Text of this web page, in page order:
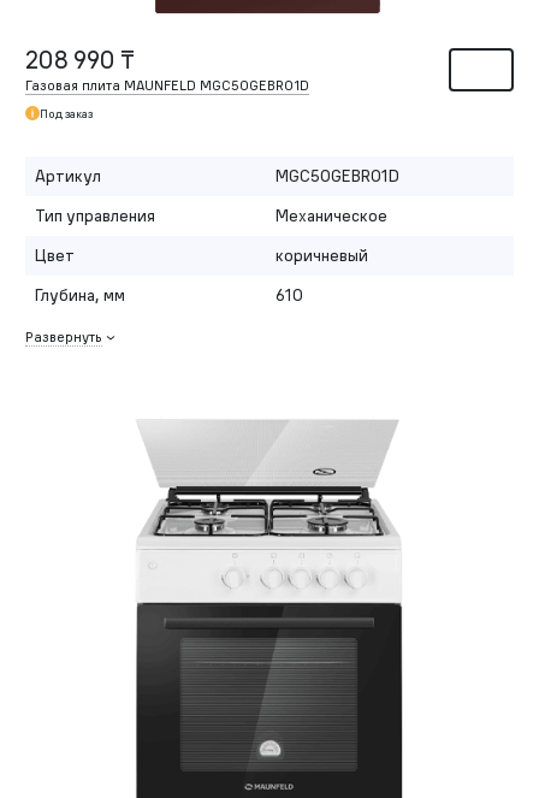
208 990 ₸
Газовая плита MAUNFELD MGC50GEBR01D
Под заказ
Артикул
MGC50GEBR01D
Тип управления
Механическое
Цвет
коричневый
Глубина, мм
610
Развернуть